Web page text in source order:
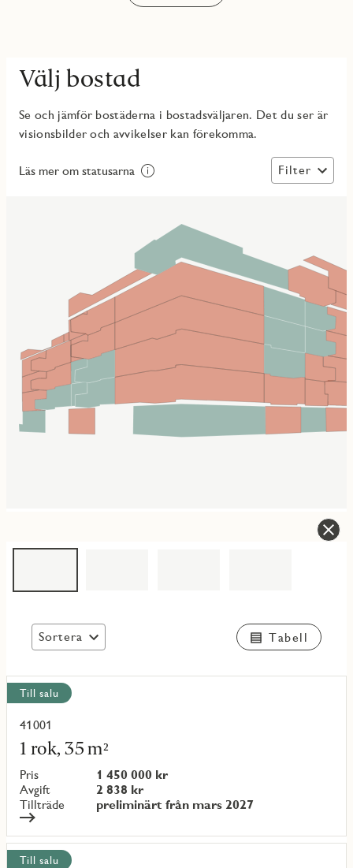
Välj bostad
Se och jämför bostäderna i bostadsväljaren. Det du ser är
visionsbilder och avvikelser kan förekomma.
Läs mer om statusarna Filter
Sortera Tabell
Visa
alla
objekt
Till salu
41001
1 rok, 35 m²
Pris
1 450 000 kr
Avgift
2 838 kr
Tillträde
preliminärt från mars 2027
Läs
mer
om
objekt
{objectNumber}
Till salu